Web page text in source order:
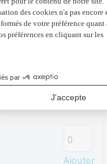
Ajouter
Ajouter
Ajouter